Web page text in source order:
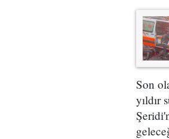
Son
yıldır